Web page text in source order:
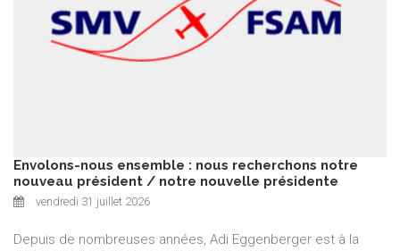
Envolons-nous ensemble : nous recherchons notre
nouveau président / notre nouvelle présidente
vendredi 31 juillet 2026
Depuis de nombreuses années, Adi Eggenberger est à la